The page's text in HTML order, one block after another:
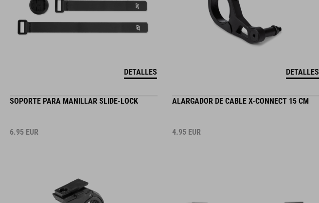
DETALLES DETALLES
SOPORTE PARA MANILLAR SLIDE-LOCK
6.95 EUR
ALARGADOR DE CABLE X-CONNECT 15 CM
4.95 EUR